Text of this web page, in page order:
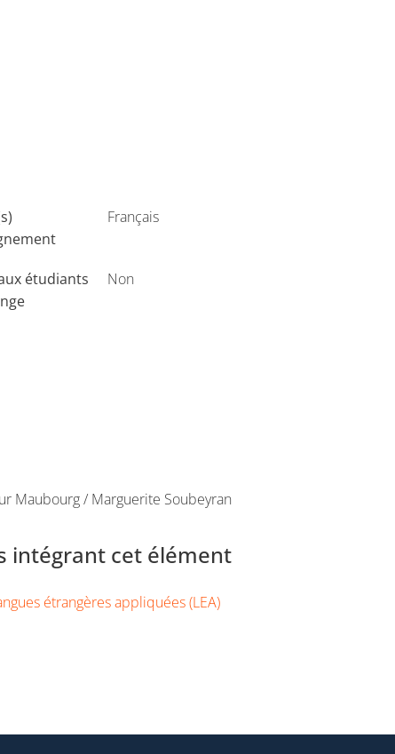
Français
étudiants
Non
Maubourg / Marguerite Soubeyran
intégrant cet élément
étrangères appliquées (LEA)